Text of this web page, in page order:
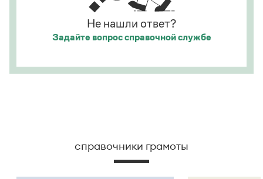
Не нашли ответ?
Задайте вопроссправочной службе
справочники грамоты